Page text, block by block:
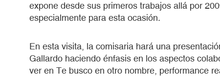
expone desde sus primeros trabajos allá por
especialmente para esta ocasión.
En esta visita, la comisaria hará una
Gallardo haciendo énfasis en los aspectos
ver en Te busco en otro nombre, performance